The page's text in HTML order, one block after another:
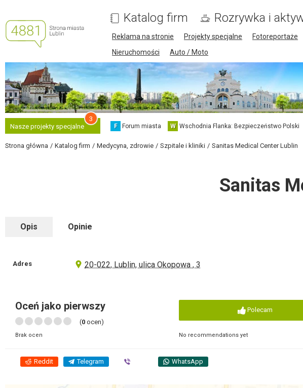
Katalog firm Rozrywka i
Reklama na stronie Projekty specjalne Fotoreportaże
Nieruchomości
Auto / Moto
Nasze projekty specjalne
3
F Forum miasta W Wschodnia Flanka: Bezpieczeństwo Polski
Strona główna Katalog firm Medycyna, zdrowie Szpitale i kliniki Sanitas Medical Center Lublin
Sanitas
Opis Opinie
Adres 20-022, Lublin, ulica Okopowa , 3
Oceń jako pierwszy
(0 ocen)
Brak ocen
Polecam
No recommendations yet
Reddit Telegram WhatsApp